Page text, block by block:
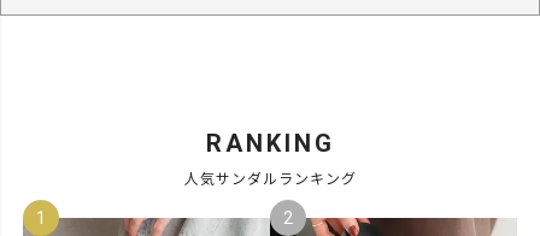
RANKING
人気サンダルランキング